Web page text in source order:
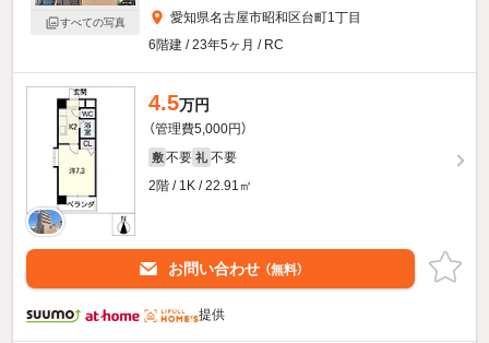
すべての写真
愛知県名古屋市昭和区台町1丁目
6階建 / 23年5ヶ月 / RC
4.5万円
（管理費5,000円）
敷 不要 礼 不要
2階 / 1K / 22.91㎡
お問い合わせ （無料）
提供